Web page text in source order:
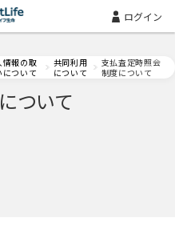
ログイン
情報の取
について
共同利用
について
支払査定時照会
制度について
ついて